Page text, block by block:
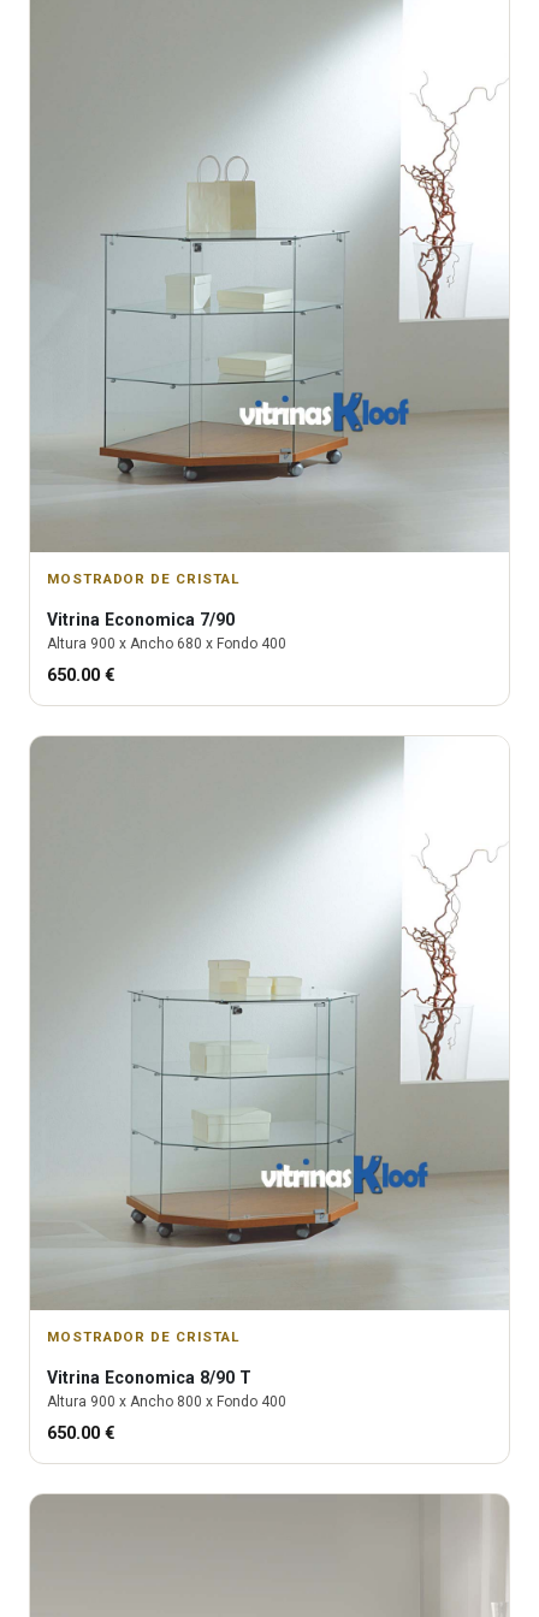
MOSTRADOR DE CRISTAL
Vitrina Economica 7/90
Altura 900 x Ancho 680 x Fondo 400
650.00 €
MOSTRADOR DE CRISTAL
Vitrina Economica 8/90 T
Altura 900 x Ancho 800 x Fondo 400
650.00 €